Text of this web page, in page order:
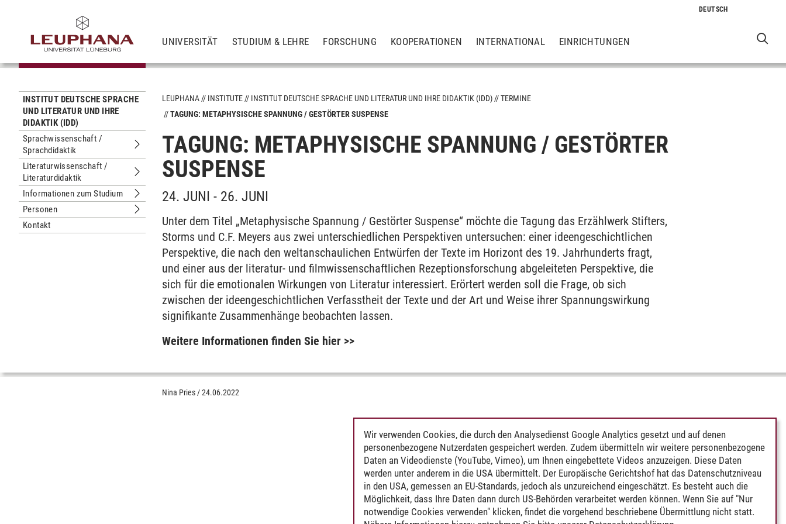
UNIVERSITÄT STUDIUM & LEHRE FORSCHUNG KOOPERATIONEN INTERNATIONAL EINRICHTUNGEN
INSTITUT DEUTSCHE SPRACHE
UND LITERATUR UND IHRE
DIDAKTIK (IDD)
Sprachwissenschaft /
Sprachdidaktik
Untermenu Sprachwissenschaft / Sprachdidaktik
Literaturwissenschaft /
Literaturdidaktik
Untermenu Literaturwissenschaft / Literaturdidaktik
Informationen zum Studium
Untermenu Informationen zum Studium
Personen
Untermenu Personen
Kontakt
LEUPHANA INSTITUTE INSTITUT DEUTSCHE SPRACHE UND LITERATUR UND IHRE DIDAKTIK (IDD)
TERMINE
TAGUNG: METAPHYSISCHE SPANNUNG / GESTÖRTER SUSPENSE
TAGUNG: METAPHYSISCHE SPANNUNG / GESTÖRTER
SUSPENSE
24. JUNI - 26. JUNI
Unter dem Titel „Metaphysische Spannung / Gestörter Suspense“ möchte die Tagung das Erzählwerk Stifters,
Storms und C.F. Meyers aus zwei unterschiedlichen Perspektiven untersuchen: einer ideengeschichtlichen
Perspektive, die nach den weltanschaulichen Entwürfen der Texte im Horizont des 19. Jahrhunderts fragt,
und einer aus der literatur- und filmwissenschaftlichen Rezeptionsforschung abgeleiteten Perspektive, die
sich für die emotionalen Wirkungen von Literatur interessiert. Erörtert werden soll die Frage, ob sich
zwischen der ideengeschichtlichen Verfasstheit der Texte und der Art und Weise ihrer Spannungswirkung
signifikante Zusammenhänge beobachten lassen.
Weitere Informationen finden Sie hier >>
Nina Pries /24.06.2022
Wir verwenden Cookies, die durch den Analysedienst Google Analytics gesetzt und auf denen
personenbezogene Nutzerdaten gespeichert werden. Zudem übermitteln wir weitere personenbezogene
Daten an Videodienste (YouTube, Vimeo), um Ihnen eingebettete Videos anzuzeigen. Diese Daten
werden unter anderem in die USA übermittelt. Der Europäische Gerichtshof hat das Datenschutzniveau
in den USA, gemessen an EU-Standards, jedoch als unzureichend eingeschätzt. Es besteht auch die
Möglichkeit, dass Ihre Daten dann durch US-Behörden verarbeitet werden können. Wenn Sie auf "Nur
notwendige Cookies verwenden" klicken, findet die vorgehend beschriebene Übermittlung nicht statt.